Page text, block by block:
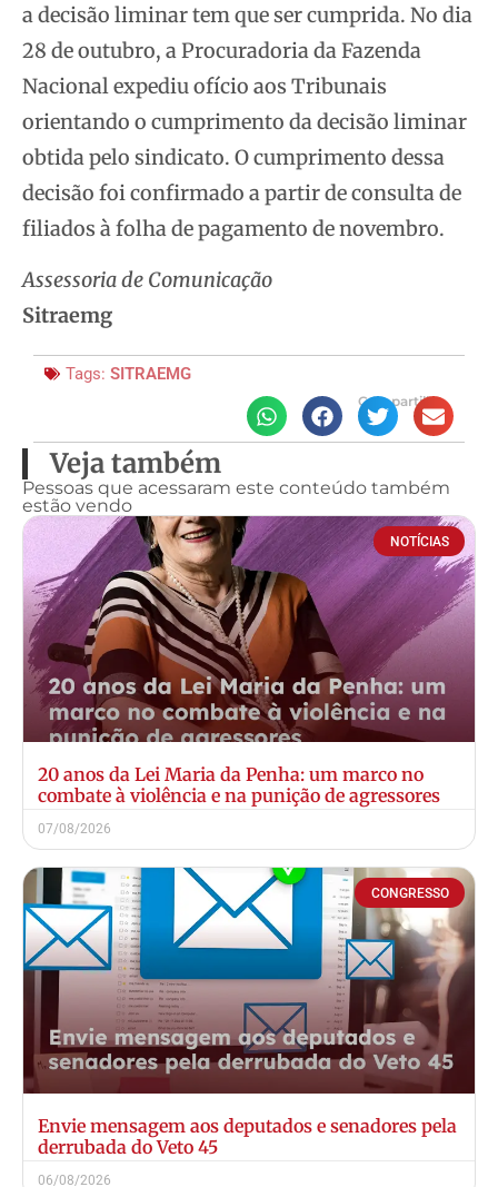
a decisão liminar tem que ser cumprida. No dia
28 de outubro, a Procuradoria da Fazenda
Nacional expediu ofício aos Tribunais
orientando o cumprimento da decisão liminar
obtida pelo sindicato. O cumprimento dessa
decisão foi confirmado a partir de consulta de
filiados à folha de pagamento de novembro.
Assessoria de Comunicação
Sitraemg
Tags: SITRAEMG
Compartilhe
Veja também
Pessoas que acessaram este conteúdo também
estão vendo
NOTÍCIAS
20 anos da Lei Maria da Penha: um marco no
combate à violência e na punição de agressores
07/08/2026
CONGRESSO
Envie mensagem aos deputados e senadores pela
derrubada do Veto 45
06/08/2026